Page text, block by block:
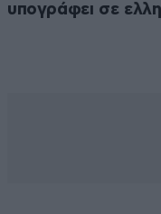
υπογράφει σε